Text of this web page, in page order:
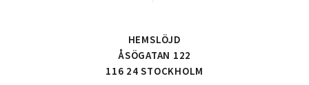
HEMSLÖJD
ÅSÖGATAN 122
116 24 STOCKHOLM